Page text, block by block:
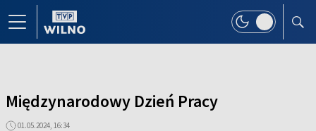
Międzynarodowy Dzień Pracy
01.05.2024, 16:34